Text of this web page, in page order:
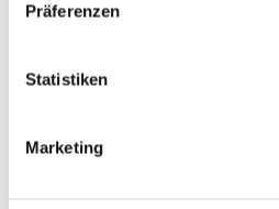
Präferenzen
Statistiken
Marketing